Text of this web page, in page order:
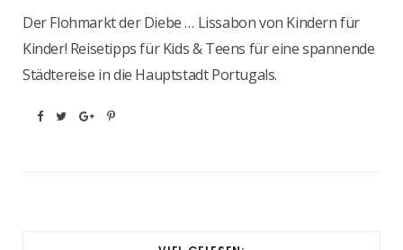
Der Flohmarkt der Diebe … Lissabon von Kindern für
Kinder! Reisetipps für Kids & Teens für eine spannende
Städtereise in die Hauptstadt Portugals.